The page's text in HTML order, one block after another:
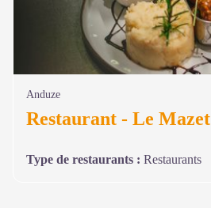
Anduze
Restaurant - Le Mazet
Type de restaurants : Restaurants